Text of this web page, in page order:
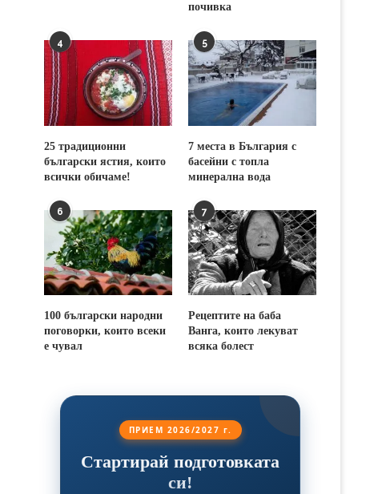
почивка
4
25 традиционни
български ястия, които
всички обичаме!
5
7 места в България с
басейни с топла
минерална вода
6
100 български народни
поговорки, които всеки
е чувал
7
Рецептите на баба
Ванга, които лекуват
всяка болест
ПРИЕМ 2026/2027 г.
Стартирай подготовката
си!